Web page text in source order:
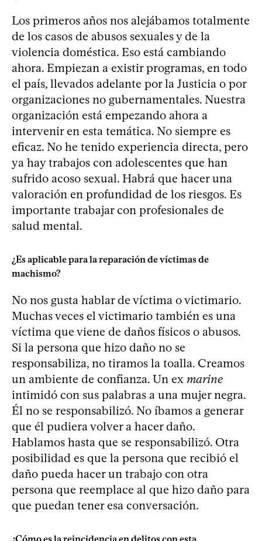
Los primeros años nos alejábamos totalmente
de los casos de abusos sexuales y de la
violencia doméstica. Eso está cambiando
ahora. Empiezan a existir programas, en todo
el país, llevados adelante por la Justicia o por
organizaciones no gubernamentales. Nuestra
organización está empezando ahora a
intervenir en esta temática. No siempre es
eficaz. No he tenido experiencia directa, pero
ya hay trabajos con adolescentes que han
sufrido acoso sexual. Habrá que hacer una
valoración en profundidad de los riesgos. Es
importante trabajar con profesionales de
salud mental.
¿Es aplicable para la reparación de víctimas de
machismo?
No nos gusta hablar de víctima o victimario.
Muchas veces el victimario también es una
víctima que viene de daños físicos o abusos.
Si la persona que hizo daño no se
responsabiliza, no tiramos la toalla. Creamos
un ambiente de confianza. Un ex marine
intimidó con sus palabras a una mujer negra.
Él no se responsabilizó. No íbamos a generar
que él pudiera volver a hacer daño.
Hablamos hasta que se responsabilizó. Otra
posibilidad es que la persona que recibió el
daño pueda hacer un trabajo con otra
persona que reemplace al que hizo daño para
que puedan tener esa conversación.
¿Cómo es la reincidencia en delitos con esta